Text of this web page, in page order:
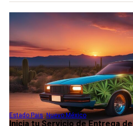
Inicia tu Servicio de Entrega
Estado Pais,Nuevo México